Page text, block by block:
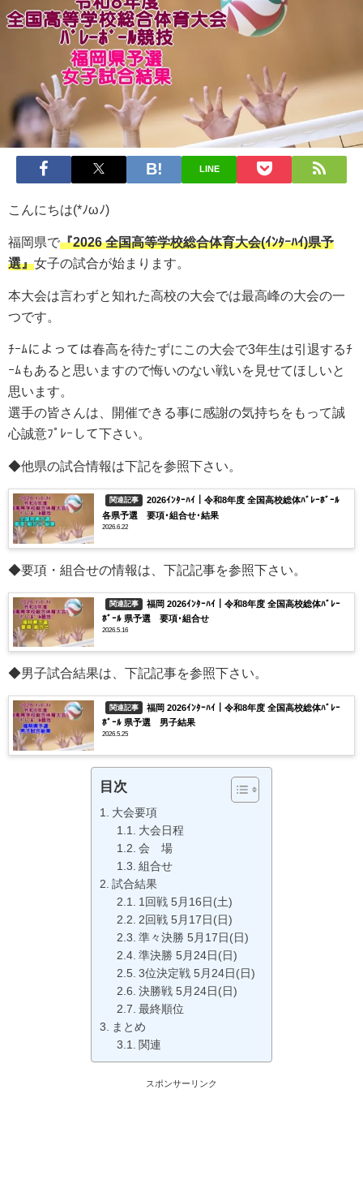
LINE
こんにちは(*ﾉωﾉ)
福岡県で『2026全国高等学校総合体育大会(ｲﾝﾀｰﾊｲ)県予
選』女子の試合が始まります。
本大会は言わずと知れた高校の大会では最高峰の大会の一
つです。
ﾁｰﾑによっては春高を待たずにこの大会で3年生は引退するﾁ
ｰﾑもあると思いますので悔いのない戦いを見せてほしいと
思います。
選手の皆さんは、開催できる事に感謝の気持ちをもって誠
心誠意ﾌﾟﾚｰして下さい。
◆他県の試合情報は下記を参照下さい。
関連記事
2026ｲﾝﾀｰﾊｲ｜令和8年度 全国高校総体ﾊﾞﾚｰﾎﾞｰﾙ
各県予選 要項･組合せ･結果
2026.6.22
◆要項・組合せの情報は、下記記事を参照下さい。
関連記事
福岡 2026ｲﾝﾀｰﾊｲ｜令和8年度 全国高校総体ﾊﾞﾚｰ
ﾎﾞｰﾙ 県予選 要項･組合せ
2026.5.16
◆男子試合結果は、下記記事を参照下さい。
関連記事
福岡 2026ｲﾝﾀｰﾊｲ｜令和8年度 全国高校総体ﾊﾞﾚｰ
ﾎﾞｰﾙ 県予選 男子結果
2026.5.25
目次
大会要項
大会日程
会 場
組合せ
試合結果
1回戦 5月16日(土)
2回戦 5月17日(日)
準々決勝 5月17日(日)
準決勝 5月24日(日)
3位決定戦 5月24日(日)
決勝戦 5月24日(日)
最終順位
まとめ
関連
スポンサーリンク